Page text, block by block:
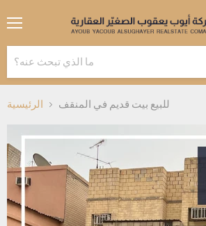
الرئيسية للبيع بيت قديم في المنقف